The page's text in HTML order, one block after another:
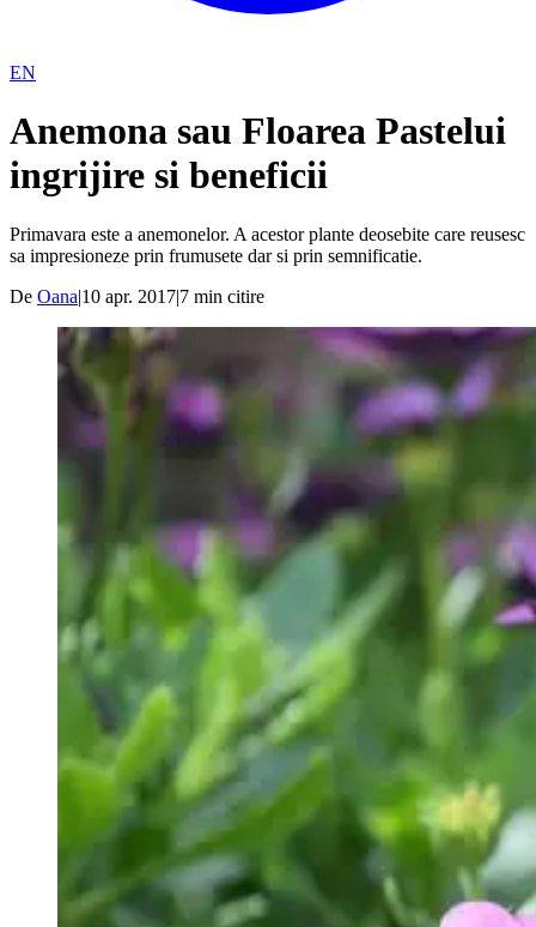
EN
Anemona sau Floarea Pastelui
ingrijire si beneficii
Primavara este a anemonelor. A acestor plante deosebite care reusesc
sa impresioneze prin frumusete dar si prin semnificatie.
De Oana|10 apr. 2017|7 min citire